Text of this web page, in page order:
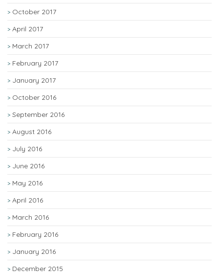
October 2017
April 2017
March 2017
February 2017
January 2017
October 2016
September 2016
August 2016
July 2016
June 2016
May 2016
April 2016
March 2016
February 2016
January 2016
December 2015